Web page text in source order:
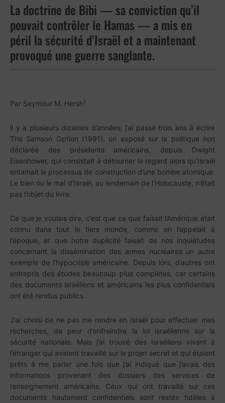
La doctrine de Bibi — sa conviction qu’il
pouvait contrôler le Hamas — a mis en
péril la sécurité d’Israël et a maintenant
provoqué une guerre sanglante.
Par Seymour M. Hersh1
ll y a plusieurs dizaines d’années, j’ai passé trois ans à écrire
The Samson Option (1991), un exposé sur la politique non
déclarée des présidents américains, depuis Dwight
Eisenhower, qui consistait à détourner le regard alors qu’Israël
entamait le processus de construction d’une bombe atomique.
Le bien ou le mal d’Israël, au lendemain de l’Holocauste, n’était
pas l’objet du livre.
Ce que je voulais dire, c’est que ce que faisait l’Amérique était
connu dans tout le tiers monde, comme on l’appelait à
l’époque, et que notre duplicité faisait de nos inquiétudes
concernant la dissémination des armes nucléaires un autre
exemple de l’hypocrisie américaine. Depuis lors, d’autres ont
entrepris des études beaucoup plus complètes, car certains
des documents israéliens et américains les plus confidentiels
ont été rendus publics.
J’ai choisi de ne pas me rendre en Israël pour effectuer mes
recherches, de peur d’enfreindre la loi israélienne sur la
sécurité nationale. Mais j’ai trouvé des Israéliens vivant à
l’étranger qui avaient travaillé sur le projet secret et qui étaient
prêts à me parler une fois que j’ai indiqué que j’avais des
informations provenant des dossiers des services de
renseignement américains. Ceux qui ont travaillé sur ces
documents hautement confidentiels sont restés fidèles à